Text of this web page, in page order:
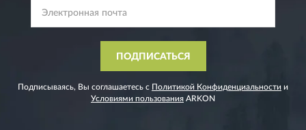
ПОДПИСАТЬСЯ
Подписываясь, Вы соглашаетесь с Политикой Конфиденциальности и
Условиями пользования ARKON